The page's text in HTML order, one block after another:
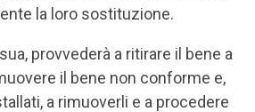
la loro sostituzione.
provvederà a ritirare il bene a
il bene non conforme e,
a rimuoverli e a procedere